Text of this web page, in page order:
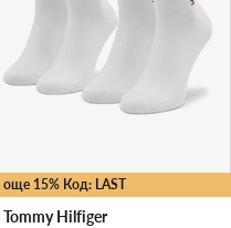
още 15% Код: LAST
Tommy Hilfiger